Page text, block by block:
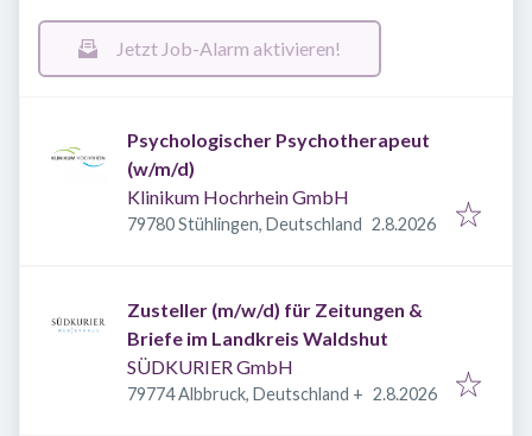
Jetzt Job-Alarm aktivieren!
Psychologischer Psychotherapeut
(w/m/d)
Klinikum Hochrhein GmbH
79780 Stühlingen, Deutschland Veröffentlicht
2.8.2026
Zusteller (m/w/d) für Zeitungen &
Briefe im Landkreis Waldshut
SÜDKURIER GmbH
79774 Albbruck, Deutschland + Veröffentlicht
2.8.2026